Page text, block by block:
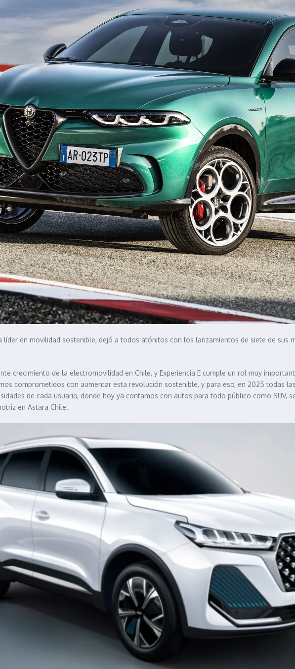
líder en movilidad sostenible, dejó a todos atónitos con los lanzamientos de siete de sus
crecimiento de la electromovilidad en Chile, y Experiencia E cumple un rol muy
comprometidos con aumentar esta revolución sostenible, y para eso, en 2025 todas
de cada usuario, donde hoy ya contamos con autos para todo público como SUV,
en Astara Chile.